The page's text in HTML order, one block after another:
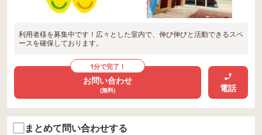
利用者様を募集中です！広々とした室内で、伸び伸びと活動できるスペ
ースを確保しております。
1分で完了！
お問い合わせ
(無料) 電話
まとめて問い合わせする